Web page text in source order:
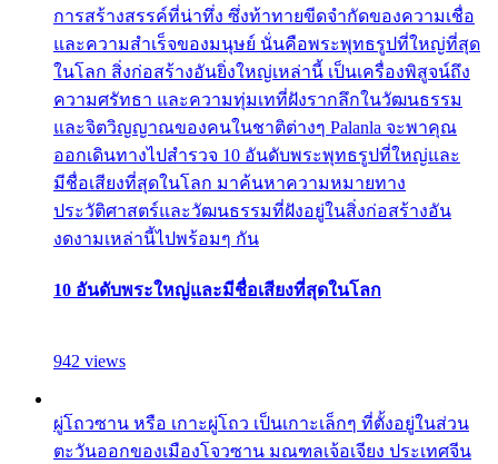
การสร้างสรรค์ที่น่าทึ่ง ซึ่งท้าทายขีดจำกัดของความเชื่อ
และความสำเร็จของมนุษย์ นั่นคือพระพุทธรูปที่ใหญ่ที่สุด
ในโลก สิ่งก่อสร้างอันยิ่งใหญ่เหล่านี้ เป็นเครื่องพิสูจน์ถึง
ความศรัทธา และความทุ่มเทที่ฝังรากลึกในวัฒนธรรม
และจิตวิญญาณของคนในชาติต่างๆ Palanla จะพาคุณ
ออกเดินทางไปสำรวจ 10 อันดับพระพุทธรูปที่ใหญ่และ
มีชื่อเสียงที่สุดในโลก มาค้นหาความหมายทาง
ประวัติศาสตร์และวัฒนธรรมที่ฝังอยู่ในสิ่งก่อสร้างอัน
งดงามเหล่านี้ไปพร้อมๆ กัน
10 อันดับพระใหญ่และมีชื่อเสียงที่สุดในโลก
942 views
ผู่โถวซาน หรือ เกาะผู่โถว เป็นเกาะเล็กๆ ที่ตั้งอยู่ในส่วน
ตะวันออกของเมืองโจวซาน มณฑลเจ้อเจียง ประเทศจีน